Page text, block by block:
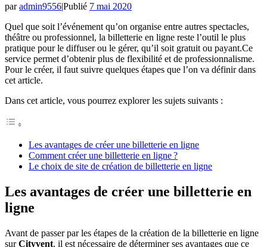
paradmin9556|Publié 7 mai 2020
Quel que soit l’événement qu’on organise entre autres spectacles,
théâtre ou professionnel, la billetterie en ligne reste l’outil le plus
pratique pour le diffuser ou le gérer, qu’il soit gratuit ou payant.Ce
service permet d’obtenir plus de flexibilité et de professionnalisme.
Pour le créer, il faut suivre quelques étapes que l’on va définir dans
cet article.
Dans cet article, vous pourrez explorer les sujets suivants :
Les avantages de créer une billetterie en ligne
Comment créer une billetterie en ligne ?
Le choix de site de création de billetterie en ligne
Les avantages de créer une billetterie en
ligne
Avant de passer par les étapes de la création de la billetterie en ligne
surCityvent, il est nécessaire de déterminer ses avantages que ce